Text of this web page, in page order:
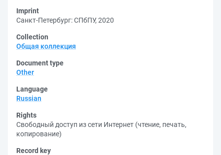
Imprint
Санкт-Петербург: СПбПУ, 2020
Collection
Общая коллекция
Document type
Other
Language
Russian
Rights
Свободный доступ из сети Интернет (чтение, печать,
копирование)
Record key